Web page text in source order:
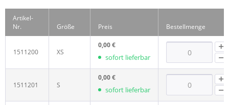
Artikel-
Nr.
Größe Preis Bestellmenge
1511200 XS
0,00 €
sofort lieferbar
1511201 S
0,00 €
sofort lieferbar